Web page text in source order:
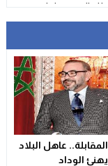
الصحي بإقليم وجدة
– فيفا 2025
رعدية غير مسبوقة
تتحول إلى خطر يومي
بسبب تعرضه
عاهل البلاد
يهنئ الوداد